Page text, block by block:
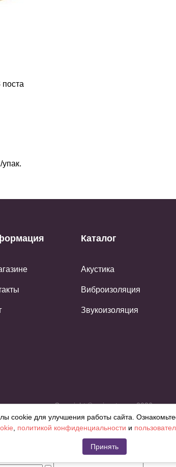
поста
Каталог
Акустика
Виброизоляция
Звукоизоляция
Copyright © noisestop.ru 2026.
Фотографии, цвета могут отличаться
cookie для улучшения работы сайта.
политикой конфиденциальности и
Принять